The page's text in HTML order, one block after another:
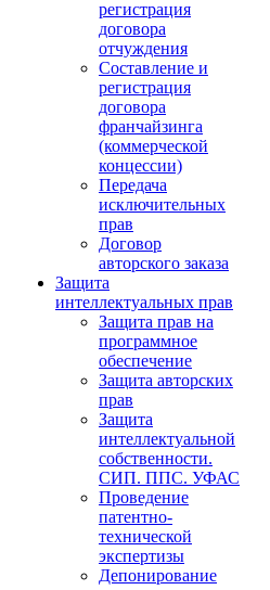
регистрация
договора
отчуждения
Составление и
регистрация
договора
франчайзинга
(коммерческой
концессии)
Передача
исключительных
прав
Договор
авторского заказа
Защита
интеллектуальных прав
Защита прав на
программное
обеспечение
Защита авторских
прав
Защита
интеллектуальной
собственности.
СИП. ППС. УФАС
Проведение
патентно-
технической
экспертизы
Депонирование